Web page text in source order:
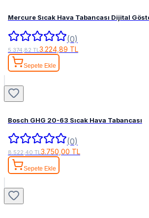
Mercure Sıcak Hava Tabancası Dijital
(0)
5.374,82 TL 3.224,89 TL
Sepete Ekle
Bosch GHG 20-63 Sıcak Hava Tabancası
(0)
8.522,40 TL3.750,00 TL
Sepete Ekle